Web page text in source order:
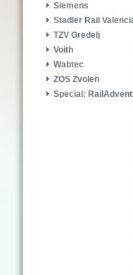
Siemens
Stadler Rail
TZV Gredelj
Voith
Wabtec
ZOS Zvolen
Special: